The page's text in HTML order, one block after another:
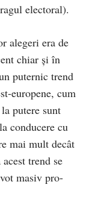
electoral).
alegeri era de
chiar şi în
puternic trend
europene, cum
putere sunt
conducere cu
mai mult decât
trend se
masiv pro-